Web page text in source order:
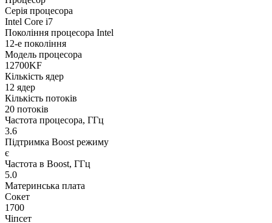
Серія процесора
Intel Core i7
Покоління процесора Intel
12-е покоління
Модель процесора
12700KF
Кількість ядер
12 ядер
Кількість потоків
20 потоків
Частота процесора, ГГц
3.6
Підтримка Boost режиму
є
Частота в Boost, ГГц
5.0
Материнська плата
Сокет
1700
Чіпсет